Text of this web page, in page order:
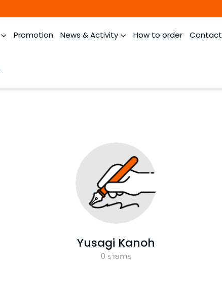
Promotion News & Activity How to order Contact
Yusagi Kanoh
0 รายการ